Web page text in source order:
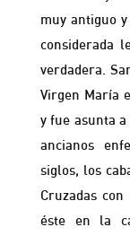
muy antiguo
considerada
verdadera.
Virgen María
y fue asunta
ancianos
siglos, los
Cruzadas
éste en la